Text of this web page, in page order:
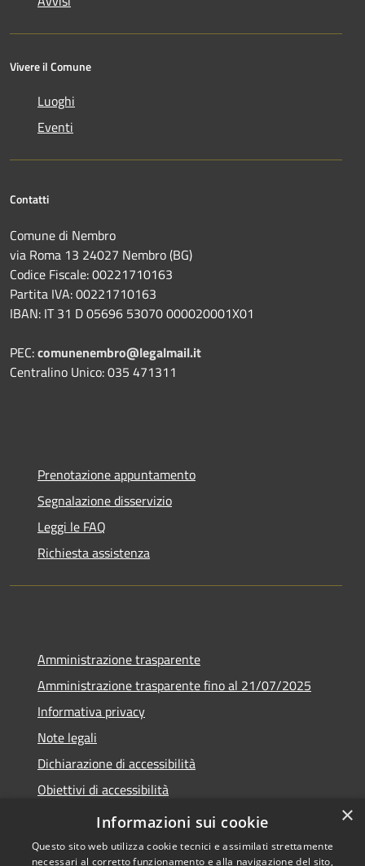
Vivere il Comune
Luoghi
Eventi
Contatti
Comune di Nembro
via Roma 13 24027 Nembro (BG)
Codice Fiscale: 00221710163
Partita IVA: 00221710163
IBAN: IT 31 D 05696 53070 000020001X01
PEC:comunenembro@legalmail.it
Centralino Unico: 035 471311
Prenotazione appuntamento
Segnalazione disservizio
Leggi le FAQ
Richiesta assistenza
Amministrazione trasparente
Amministrazione trasparente fino al 21/07/2025
Informativa privacy
Note legali
Dichiarazione di accessibilità
Obiettivi di accessibilità
Piano di miglioramento
×
Informazioni sui cookie
Questo sito web utilizza cookie tecnici e assimilati strettamente
necessari al corretto funzionamento e alla navigazione del sito,